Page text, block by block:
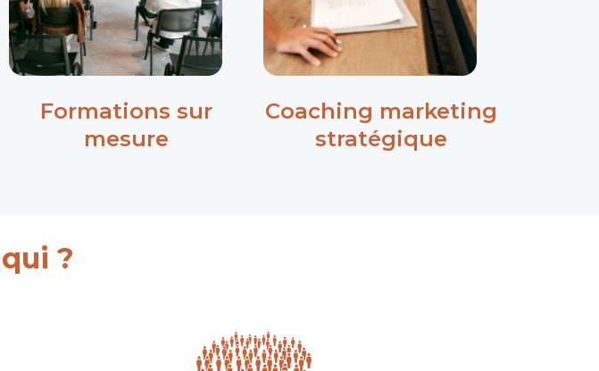
Formations sur
mesure
Coaching marketing
stratégique
?